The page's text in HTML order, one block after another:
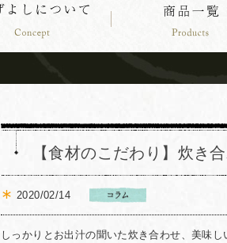
【食材のこだわり】炊き
2020/02/14
しっかりとお出汁の聞いた炊き合わせ、美味し